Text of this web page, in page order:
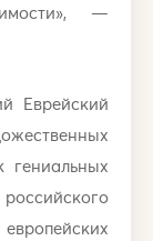
—
Еврейский
гениальных